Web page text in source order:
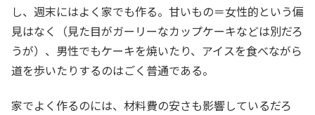
し、週末にはよく家でも作る。甘いもの＝女性的という偏
見はなく（見た目がガーリーなカップケーキなどは別だろ
うが）、男性でもケーキを焼いたり、アイスを食べながら
道を歩いたりするのはごく普通である。
家でよく作るのには、材料費の安さも影響しているだろ